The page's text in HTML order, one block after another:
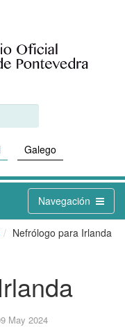
Galego
Navegación
Nefrólogo para Irlanda
May 2024